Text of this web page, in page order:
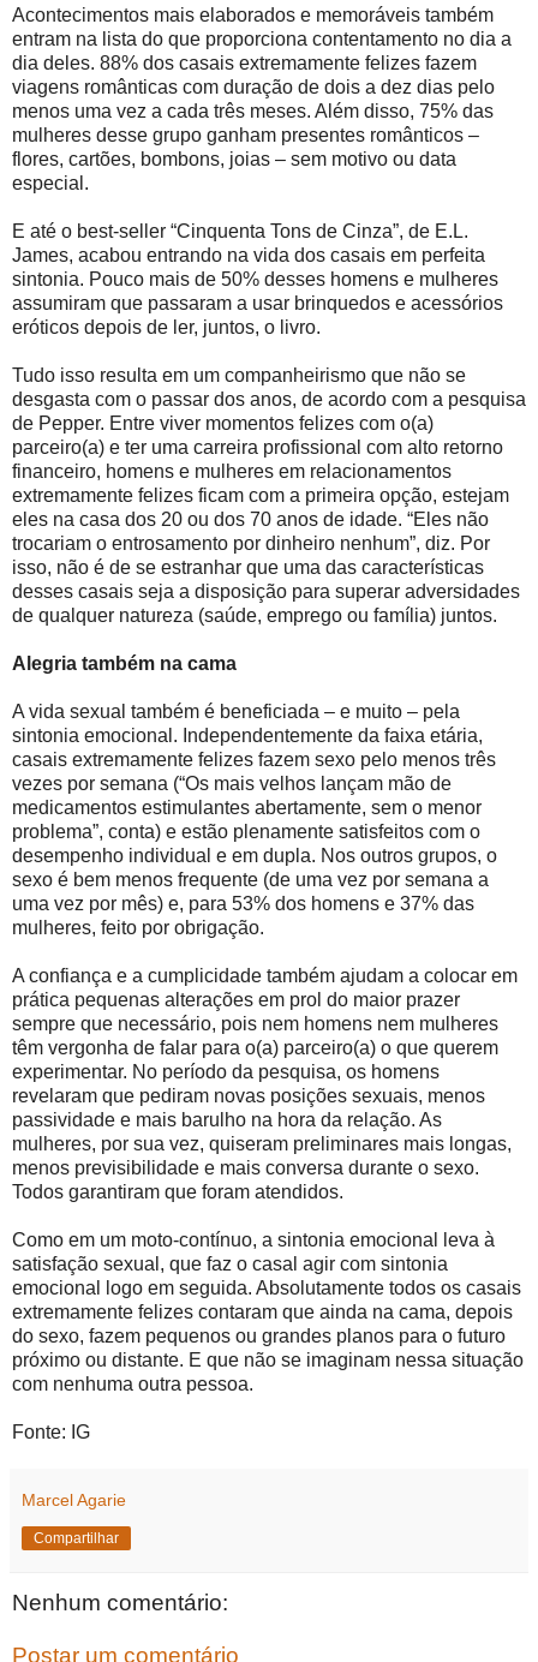
Acontecimentos mais elaborados e memoráveis também
entram na lista do que proporciona contentamento no dia a
dia deles. 88% dos casais extremamente felizes fazem
viagens românticas com duração de dois a dez dias pelo
menos uma vez a cada três meses. Além disso, 75% das
mulheres desse grupo ganham presentes românticos –
flores, cartões, bombons, joias – sem motivo ou data
especial.
E até o best-seller “Cinquenta Tons de Cinza”, de E.L.
James, acabou entrando na vida dos casais em perfeita
sintonia. Pouco mais de 50% desses homens e mulheres
assumiram que passaram a usar brinquedos e acessórios
eróticos depois de ler, juntos, o livro.
Tudo isso resulta em um companheirismo que não se
desgasta com o passar dos anos, de acordo com a pesquisa
de Pepper. Entre viver momentos felizes com o(a)
parceiro(a) e ter uma carreira profissional com alto retorno
financeiro, homens e mulheres em relacionamentos
extremamente felizes ficam com a primeira opção, estejam
eles na casa dos 20 ou dos 70 anos de idade. “Eles não
trocariam o entrosamento por dinheiro nenhum”, diz. Por
isso, não é de se estranhar que uma das características
desses casais seja a disposição para superar adversidades
de qualquer natureza (saúde, emprego ou família) juntos.
Alegria também na cama
A vida sexual também é beneficiada – e muito – pela
sintonia emocional. Independentemente da faixa etária,
casais extremamente felizes fazem sexo pelo menos três
vezes por semana (“Os mais velhos lançam mão de
medicamentos estimulantes abertamente, sem o menor
problema”, conta) e estão plenamente satisfeitos com o
desempenho individual e em dupla. Nos outros grupos, o
sexo é bem menos frequente (de uma vez por semana a
uma vez por mês) e, para 53% dos homens e 37% das
mulheres, feito por obrigação.
A confiança e a cumplicidade também ajudam a colocar em
prática pequenas alterações em prol do maior prazer
sempre que necessário, pois nem homens nem mulheres
têm vergonha de falar para o(a) parceiro(a) o que querem
experimentar. No período da pesquisa, os homens
revelaram que pediram novas posições sexuais, menos
passividade e mais barulho na hora da relação. As
mulheres, por sua vez, quiseram preliminares mais longas,
menos previsibilidade e mais conversa durante o sexo.
Todos garantiram que foram atendidos.
Como em um moto-contínuo, a sintonia emocional leva à
satisfação sexual, que faz o casal agir com sintonia
emocional logo em seguida. Absolutamente todos os casais
extremamente felizes contaram que ainda na cama, depois
do sexo, fazem pequenos ou grandes planos para o futuro
próximo ou distante. E que não se imaginam nessa situação
com nenhuma outra pessoa.
Fonte: IG
Marcel Agarie
Compartilhar
Nenhum comentário:
Postar um comentário